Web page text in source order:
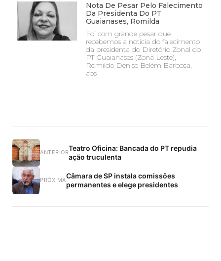
Nota De Pesar Pelo Falecimento
Da Presidenta Do PT
Guaianases, Romilda
Foi com grande pesar que
recebemos a notícia do falecimento
da presidenta do Diretório Zonal do
PT Guaianases (Zona Leste),
Romilda Denise Belém Barbosa,
aos
ANTERIORTeatro Oficina: Bancada do PT repudia
ação truculenta
PRÓXIMACâmara de SP instala comissões
permanentes e elege presidentes